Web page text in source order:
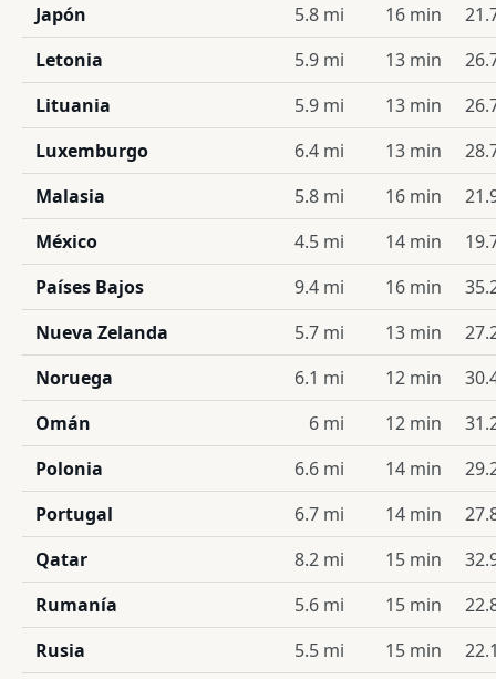
Japón
5.8 mi 16 min
Letonia
5.9 mi 13 min
Lituania
5.9 mi 13 min
Luxemburgo
6.4 mi 13 min
Malasia
5.8 mi 16 min
México
4.5 mi 14 min
Países Bajos
9.4 mi 16 min
Nueva Zelanda
5.7 mi 13 min
Noruega
6.1 mi 12 min
Omán
6 mi 12 min
Polonia
6.6 mi 14 min
Portugal
6.7 mi 14 min
Qatar
8.2 mi 15 min
Rumanía
5.6 mi 15 min
Rusia
5.5 mi 15 min